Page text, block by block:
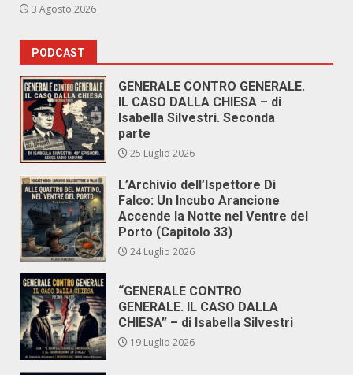
3 Agosto 2026
PODCAST
GENERALE CONTRO GENERALE.
IL CASO DALLA CHIESA – di
Isabella Silvestri. Seconda
parte
25 Luglio 2026
L’Archivio dell’Ispettore Di
Falco: Un Incubo Arancione
Accende la Notte nel Ventre del
Porto (Capitolo 33)
24 Luglio 2026
“GENERALE CONTRO
GENERALE. IL CASO DALLA
CHIESA” – di Isabella Silvestri
19 Luglio 2026